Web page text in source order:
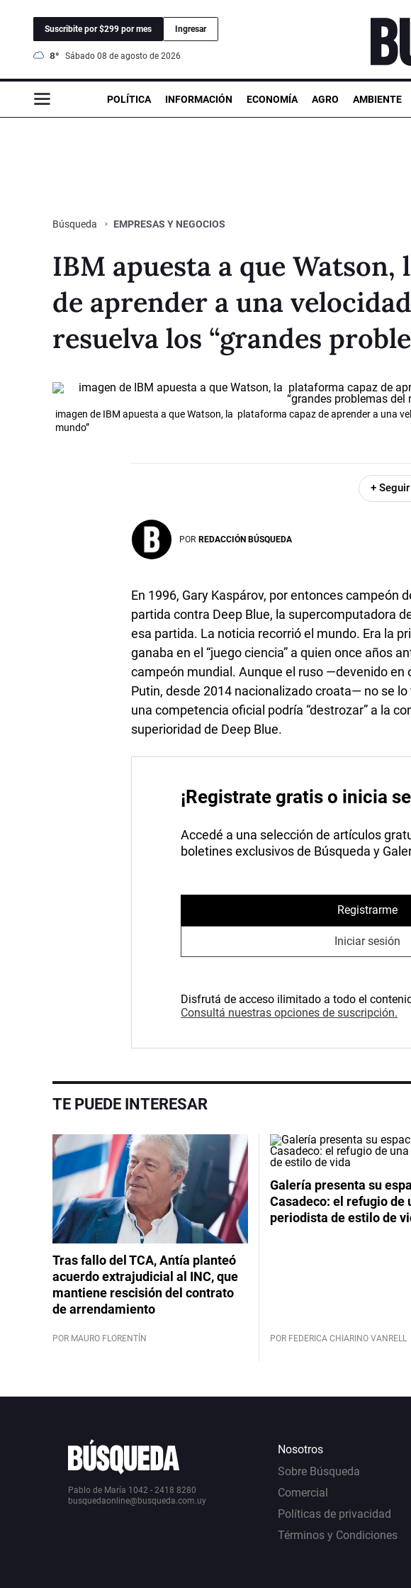
Suscribite por $299 por mes Ingresar
8° sábado 08 de agosto de 2026
POLÍTICA INFORMACIÓN ECONOMÍA AGRO AMBIENTE
Búsqueda EMPRESAS Y NEGOCIOS
IBM apuesta a que
de aprender a una
resuelva los “grandes
imagen de IBM apuesta a que Watson, la plataforma capaz de aprender a una
mundo”
+
POR REDACCIÓN BÚSQUEDA
En 1996, Gary Kaspárov, por entonces campeón
partida contra Deep Blue, la supercomputadora
esa partida. La noticia recorrió el mundo. Era la
ganaba en el “juego ciencia” a quien once años
campeón mundial. Aunque el ruso —devenido en
Putin, desde 2014 nacionalizado croata— no se
una competencia oficial podría “destrozar” a la
superioridad de Deep Blue.
¡Registrate gratis o inicia
Accedé a una selección de artículos
boletines exclusivos de Búsqueda y
Registrarme
Iniciar sesión
Disfrutá de acceso ilimitado a todo el
Consultá nuestras opciones de suscripción.
TE PUEDE INTERESAR
Tras fallo del TCA, Antía planteó
acuerdo extrajudicial al INC, que
mantiene rescisión del contrato
de arrendamiento
POR MAURO FLORENTÍN
Galería presenta su
Casadeco: el refugio de
periodista de estilo de
POR FEDERICA CHIARINO VANRELL
Pablo de María 1042 - 2418 8280
busquedaonline@busqueda.com.uy
Nosotros
Sobre Búsqueda
Comercial
Políticas de privacidad
Términos y Condiciones